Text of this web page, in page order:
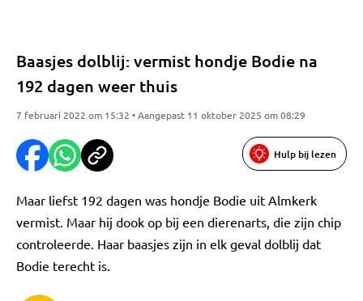
Baasjes dolblij: vermist hondje Bodie na
192 dagen weer thuis
7 februari 2022 om 15:32 • Aangepast 11 oktober 2025 om 08:29
Hulp bij lezen
Maar liefst 192 dagen was hondje Bodie uit Almkerk
vermist. Maar hij dook op bij een dierenarts, die zijn chip
controleerde. Haar baasjes zijn in elk geval dolblij dat
Bodie terecht is.